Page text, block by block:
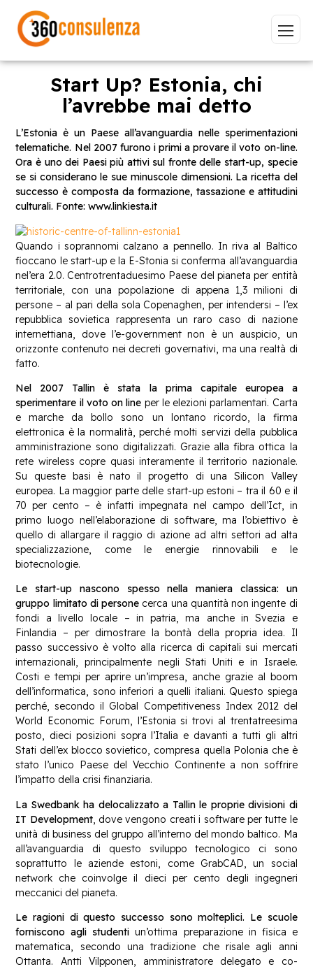
Vai
GDPR NIS2 Bandi ISO 27001
Sviluppo software BeeProd
Inizia a digitare per visualizzare le pagine consigliate.
Start Up? Estonia, chi
l’avrebbe mai detto
L’Estonia è un Paese all’avanguardia nelle sperimentazioni
telematiche. Nel 2007 furono i primi a provare il voto on-line.
Ora è uno dei Paesi più attivi sul fronte delle start-up, specie
se si considerano le sue minuscole dimensioni. La ricetta del
successo è composta da formazione, tassazione e attitudini
culturali. Fonte: www.linkiesta.it
Quando i soprannomi calzano a pennello. In riva al Baltico
fioccano le start-up e la E-Stonia si conferma all’avanguardia
nel’era 2.0. Centrotrentaduesimo Paese del pianeta per entità
territoriale, con una popolazione di appena 1,3 milioni di
persone – al pari della sola Copenaghen, per intendersi – l’ex
repubblica sovietica rappresenta un raro caso di nazione
internettiana, dove l’e-government non è un auspicio, un
orizzonte contenuto nei decreti governativi, ma una realtà di
fatto.
Nel 2007 Tallin è stata la prima capitale europea a
sperimentare il voto on line per le elezioni parlamentari. Carta
e marche da bollo sono un lontano ricordo, la firma
elettronica è la normalità, perché molti servizi della pubblica
amministrazione sono digitalizzati. Grazie alla fibra ottica la
rete wireless copre quasi interamente il territorio nazionale.
Su queste basi è nato il progetto di una Silicon Valley
europea. La maggior parte delle start-up estoni – tra il 60 e il
70 per cento – è infatti impegnata nel campo dell’Ict, in
primo luogo nell’elaborazione di software, ma l’obiettivo è
quello di allargare il raggio di azione ad altri settori ad alta
specializzazione, come le energie rinnovabili e le
biotecnologie.
Le start-up nascono spesso nella maniera classica: un
gruppo limitato di persone cerca una quantità non ingente di
fondi a livello locale – in patria, ma anche in Svezia e
Finlandia – per dimostrare la bontà della propria idea. Il
passo successivo è volto alla ricerca di capitali sui mercati
internazionali, principalmente negli Stati Uniti e in Israele.
Costi e tempi per aprire un’impresa, anche grazie al boom
dell’informatica, sono inferiori a quelli italiani. Questo spiega
perché, secondo il Global Competitiveness Index 2012 del
World Economic Forum, l’Estonia si trovi al trentatreesima
posto, dieci posizioni sopra l’Italia e davanti a tutti gli altri
Stati dell’ex blocco sovietico, compresa quella Polonia che è
stato l’unico Paese del Vecchio Continente a non soffrire
l’impatto della crisi finanziaria.
La Swedbank ha delocalizzato a Tallin le proprie divisioni di
IT Development, dove vengono creati i software per tutte le
unità di business del gruppo all’interno del mondo baltico. Ma
all’avanguardia di questo sviluppo tecnologico ci sono
soprattutto le aziende estoni, come GrabCAD, un social
network che coinvolge il dieci per cento degli ingegneri
meccanici del pianeta.
Le ragioni di questo successo sono molteplici. Le scuole
forniscono agli studentiun’ottima preparazione in fisica e
matematica, secondo una tradizione che risale agli anni
Ottanta. Antti Vilpponen, amministratore delegato e co-